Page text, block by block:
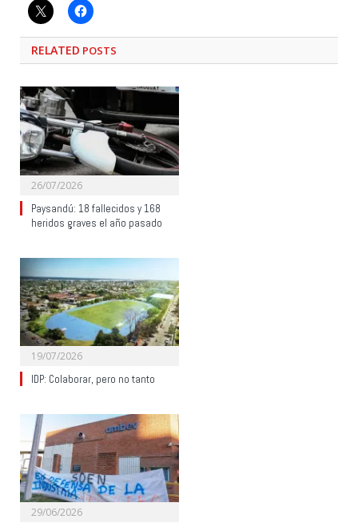
RELATED POSTS
26/07/2026
Paysandú: 18 fallecidos y 168
heridos graves el año pasado
19/07/2026
IDP: Colaborar, pero no tanto
29/06/2026